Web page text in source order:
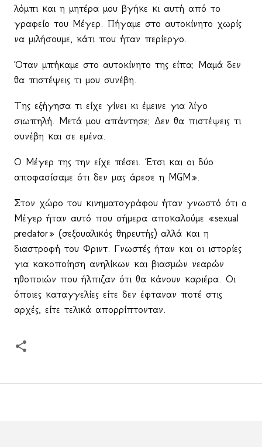
λόμπι και η μητέρα μου βγήκε κι αυτή από το
γραφείο του Μέγερ. Πήγαμε στο αυτοκίνητο χωρίς
να μιλήσουμε, κάτι που ήταν περίεργο.
Όταν μπήκαμε στο αυτοκίνητο της είπα: Μαμά δεν
θα πιστέψεις τι μου συνέβη.
Της εξήγησα τι είχε γίνει κι έμεινε για λίγο
σιωπηλή. Μετά μου απάντησε: Δεν θα πιστέψεις τι
συνέβη και σε εμένα.
Ο Μέγερ της την είχε πέσει. Έτσι και οι δύο
αποφασίσαμε ότι δεν μας άρεσε η MGM».
Στον χώρο του κινηματογράφου ήταν γνωστό ότι ο
Μέγερ ήταν αυτό που σήμερα αποκαλούμε «sexual
predator» (σεξουαλικός θηρευτής) αλλά και η
διαστροφή του Φριντ. Γνωστές ήταν και οι ιστορίες
για κακοποίηση ανηλίκων και βιασμών νεαρών
ηθοποιών που ήλπιζαν ότι θα κάνουν καριέρα. Οι
όποιες καταγγελίες είτε δεν έφταναν ποτέ στις
αρχές, είτε τελικά απορρίπτονταν.